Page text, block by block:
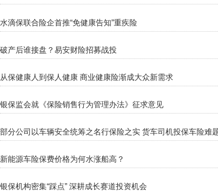
水滴保联合险企首推“免健康告知”重疾险
破产后谁接盘？易安财险招募战投
从保健康人到保人健康 商业健康险渐成大众新需求
银保监会就《保险销售行为管理办法》征求意见
部分公司以车辆安全统筹之名行保险之实 货车司机投保车险难
新能源车险保费价格为何水涨船高？
银保机构密集“踩点” 深耕成长赛道投资机会